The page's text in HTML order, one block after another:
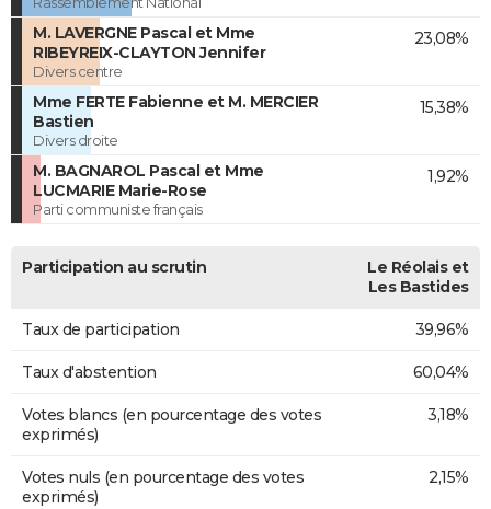
M. LAVERGNE Pascal et Mme
RIBEYREIX-CLAYTON Jennifer
Divers centre
23,08%
Mme FERTE Fabienne et M. MERCIER
Bastien
Divers droite
15,38%
M. BAGNAROL Pascal et Mme
LUCMARIE Marie-Rose
Parti communiste français
1,92%
Participation au scrutin
Le Réolais et
Les Bastides
Taux de participation 39,96%
Taux d'abstention 60,04%
Votes blancs (en pourcentage des votes
exprimés)
3,18%
Votes nuls (en pourcentage des votes
exprimés)
2,15%